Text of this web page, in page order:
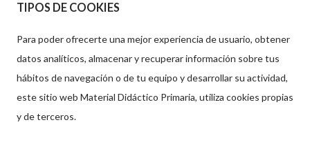
TIPOS DE COOKIES
Para poder ofrecerte una mejor experiencia de usuario, obtener
datos analíticos, almacenar y recuperar información sobre tus
hábitos de navegación o de tu equipo y desarrollar su actividad,
este sitio web Material Didáctico Primaria, utiliza cookies propias
y de terceros.